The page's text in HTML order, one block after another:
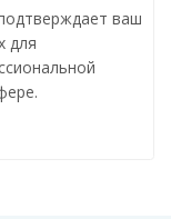
ваш
для